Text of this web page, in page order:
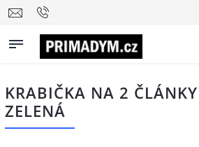
KRABIČKA NA 2
ZELENÁ